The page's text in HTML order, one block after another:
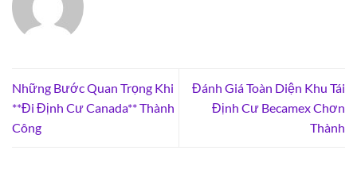
Những Bước Quan Trọng Khi
**Đi Định Cư Canada** Thành
Công
Đánh Giá Toàn Diện Khu Tái
Định Cư Becamex Chơn
Thành